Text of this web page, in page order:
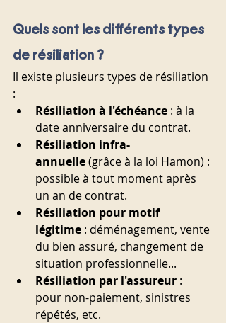
Quels sont les différents types
de résiliation ?
Il existe plusieurs types de résiliation
:
Résiliation à l'échéance : à la
date anniversaire du contrat.
Résiliation infra-
annuelle (grâce à la loi Hamon) :
possible à tout moment après
un an de contrat.
Résiliation pour motif
légitime : déménagement, vente
du bien assuré, changement de
situation professionnelle...
Résiliation par l'assureur :
pour non-paiement, sinistres
répétés, etc.